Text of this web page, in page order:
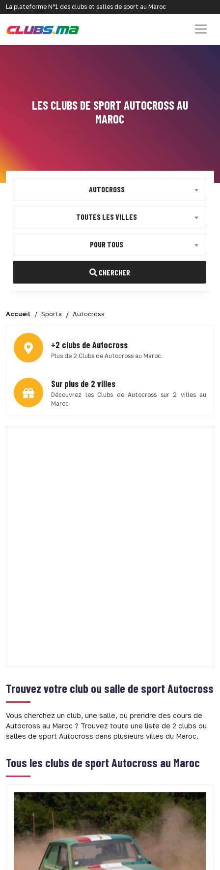
La plateforme N°1 des clubs et salles de sport au Maroc
LES CLUBS DE SPORT AUTOCROSS AU
MAROC
AUTOCROSS
TOUTES LES VILLES
POUR TOUS
CHERCHER
Accueil Sports Autocross
+2 clubs de Autocross
Plus de 2 Clubs de Autocross au Maroc.
Sur plus de 2 villes
Découvrez les Clubs de Autocross sur 2 villes au
Maroc
Trouvez votre club ou salle de sportAutocross
Vous cherchez un club, une salle, ou prendre des cours de
Autocross au Maroc ? Trouvez toute une liste de 2 clubs ou
salles de sport Autocross dans plusieurs villes du Maroc.
Tous les clubs de sport Autocross au Maroc